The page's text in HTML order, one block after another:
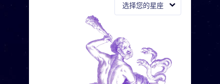
选择您的星座